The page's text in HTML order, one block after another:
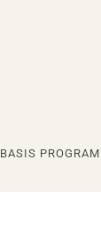
BASIS